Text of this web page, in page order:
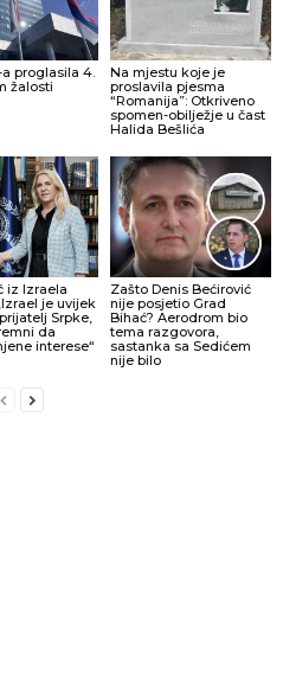
a proglasila 4.
žalosti
Na mjestu koje je
proslavila pjesma
“Romanija”: Otkriveno
spomen-obilježje u čast
Halida Bešlića
iz Izraela
je uvijek
Srpke,
da
interese“
Zašto Denis Bećirović
nije posjetio Grad
Bihać? Aerodrom bio
tema razgovora,
sastanka sa Sedićem
nije bilo